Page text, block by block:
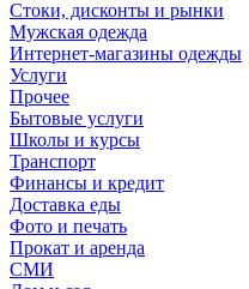
Стоки, дисконты и рынки
Мужская одежда
Интернет-магазины одежды
Услуги
Прочее
Бытовые услуги
Школы и курсы
Транспорт
Финансы и кредит
Доставка еды
Фото и печать
Прокат и аренда
СМИ